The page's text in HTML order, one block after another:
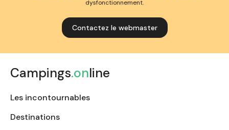
dysfonctionnement.
Contactez le webmaster
Campings.online
Les incontournables
Destinations